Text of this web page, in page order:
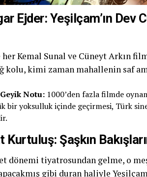
Ejder: Yeşilçam’ın Dev
her Kemal Sunal ve Cüneyt Arkın
kolu, kimi zaman mahallenin saf
Geyik Notu: 1000’den fazla filmde
bir yoksulluk içinde geçirmesi, Türk
Kurtuluş: Şaşkın
dönemi tiyatrosundan gelme, o
gibi duran haliyle